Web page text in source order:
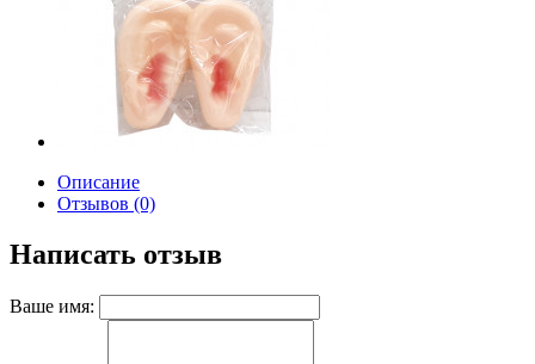
Описание
Отзывов (0)
Написать отзыв
Ваше имя: